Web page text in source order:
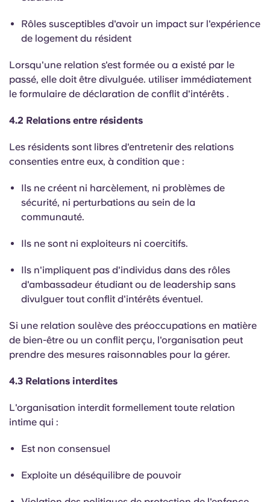
Rôles susceptibles d'avoir un impact sur l'expérience
de logement du résident
Lorsqu'une relation s'est formée ou a existé par le
passé, elle doit être divulguée. utiliser immédiatement
le formulaire de déclaration de conflit d'intérêts .
4.2 Relations entre résidents
Les résidents sont libres d'entretenir des relations
consenties entre eux, à condition que :
Ils ne créent ni harcèlement, ni problèmes de
sécurité, ni perturbations au sein de la
communauté.
Ils ne sont ni exploiteurs ni coercitifs.
Ils n'impliquent pas d'individus dans des rôles
d'ambassadeur étudiant ou de leadership sans
divulguer tout conflit d'intérêts éventuel.
Si une relation soulève des préoccupations en matière
de bien-être ou un conflit perçu, l'organisation peut
prendre des mesures raisonnables pour la gérer.
4.3 Relations interdites
L'organisation interdit formellement toute relation
intime qui :
Est non consensuel
Exploite un déséquilibre de pouvoir